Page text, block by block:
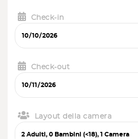
Check-in
Check-out
Layout della camera